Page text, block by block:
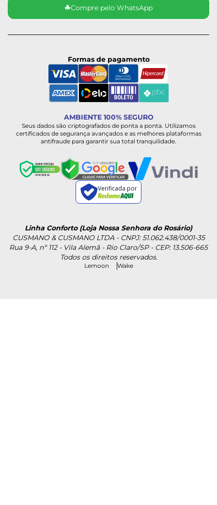
☘Compre pelo WhatsApp
Formas de pagamento
AMBIENTE 100% SEGURO
Seus dados são criptografados de ponta a ponta. Utilizamos
certificados de segurança avançados e as melhores plataformas
antifraude para garantir sua total tranquilidade.
Verificada por
Linha Conforto (Loja Nossa Senhora do Rosário)
CUSMANO & CUSMANO LTDA - CNPJ: 51.062.438/0001-35
Rua 9-A, nº 112 - Vila Alemã - Rio Claro/SP - CEP: 13.506-665
Todos os direitos reservados.
Lemoon Wake